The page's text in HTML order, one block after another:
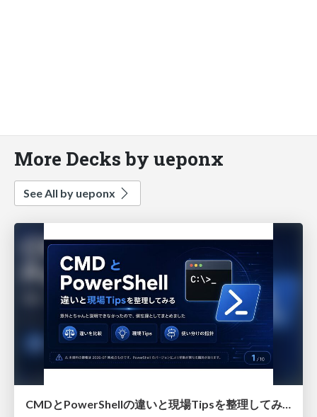
More Decks by ueponx
See All by ueponx
CMDとPowerShellの違いと現場Tipsを整理してみる